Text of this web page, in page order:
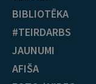
BIBLIOTĒKA
#TEIRDARBS
JAUNUMI
AFIŠA